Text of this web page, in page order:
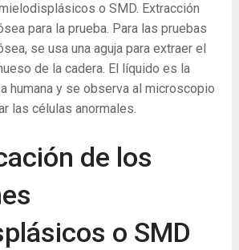
o SMD. Extracción
para la prueba. Para las pruebas
se usa una aguja para extraer el
de la cadera. El líquido es la
humana y se observa al microscopio
las células anormales.
de los
o SMD